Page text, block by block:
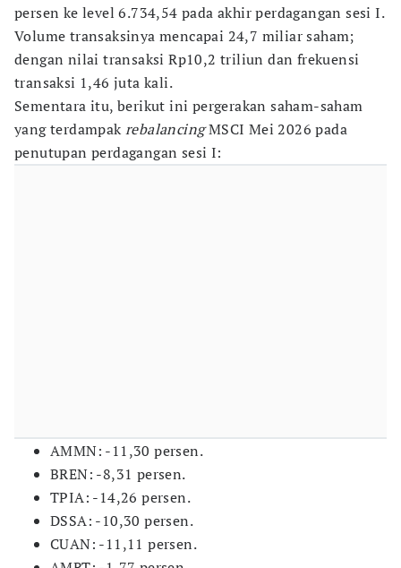
persen ke level 6.734,54 pada akhir perdagangan sesi I.
Volume transaksinya mencapai 24,7 miliar saham;
dengan nilai transaksi Rp10,2 triliun dan frekuensi
transaksi 1,46 juta kali.
Sementara itu, berikut ini pergerakan saham-saham
yang terdampakrebalancingMSCI Mei 2026 pada
penutupan perdagangan sesi I:
AMMN: -11,30 persen.
BREN: -8,31 persen.
TPIA: -14,26 persen.
DSSA: -10,30 persen.
CUAN: -11,11 persen.